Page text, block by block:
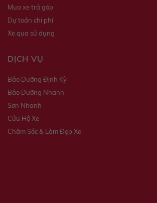
Mua xe trả góp
Dự toán chi phí
Xe qua sử dụng
DỊCH VỤ
Bảo Dưỡng Định Kỳ
Bảo Dưỡng Nhanh
Sơn Nhanh
Cứu Hộ Xe
Chăm Sóc & Làm Đẹp Xe